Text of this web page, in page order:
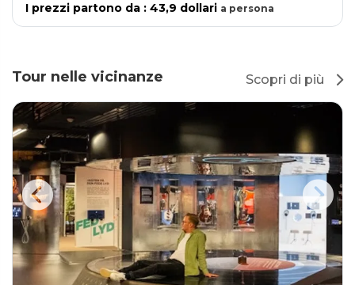
I prezzi partono da : 43,9 dollari a persona
Tour nelle vicinanze Scopri di più